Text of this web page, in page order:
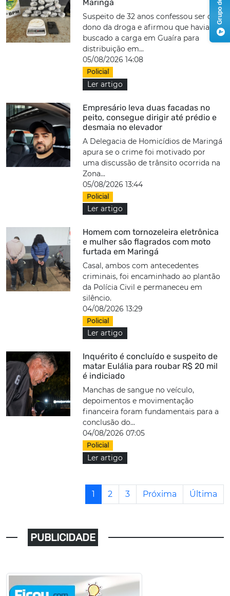
Maringá
Suspeito de 32 anos confessou ser o
dono da droga e afirmou que havia
buscado a carga em Guaíra para
distribuição em...
05/08/2026 14:08
Policial
Ler artigo
Empresário leva duas facadas no
peito, consegue dirigir até prédio e
desmaia no elevador
A Delegacia de Homicídios de Maringá
apura se o crime foi motivado por
uma discussão de trânsito ocorrida na
Zona...
05/08/2026 13:44
Policial
Ler artigo
Homem com tornozeleira eletrônica
e mulher são flagrados com moto
furtada em Maringá
Casal, ambos com antecedentes
criminais, foi encaminhado ao plantão
da Polícia Civil e permaneceu em
silêncio.
04/08/2026 13:29
Policial
Ler artigo
Inquérito é concluído e suspeito de
matar Eulália para roubar R$ 20 mil
é indiciado
Manchas de sangue no veículo,
depoimentos e movimentação
financeira foram fundamentais para a
conclusão do...
04/08/2026 07:05
Policial
Ler artigo
1 2 3 Próxima Última
PUBLICIDADE